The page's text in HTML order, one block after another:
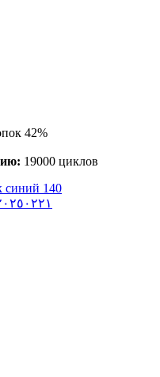
42%
19000 циклов